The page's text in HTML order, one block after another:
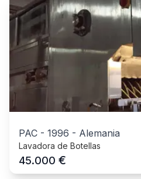
PAC - 1996 - Alemania
Lavadora de Botellas
45.000 €